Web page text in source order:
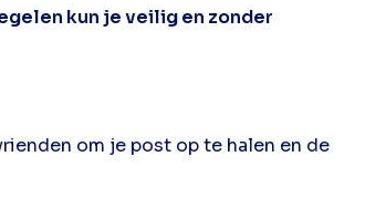
kun je veilig en zonder
om je post op te halen en de